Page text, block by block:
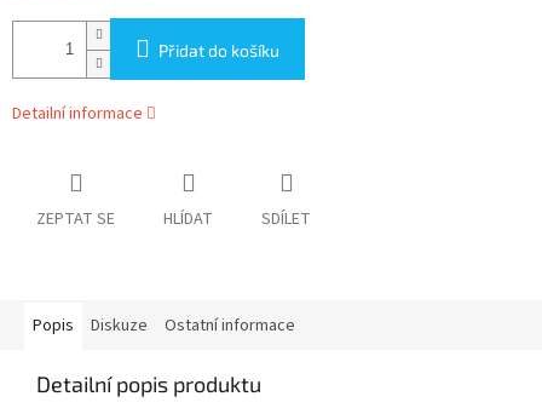
Přidat do košíku
Detailní informace
ZEPTAT SE HLÍDAT SDÍLET
Popis Diskuze Ostatní informace
Detailní popis produktu